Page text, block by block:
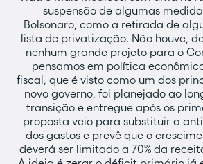
suspensão de algumas
Bolsonaro, como a retirada de
lista de privatização. Não houve,
nenhum grande projeto para o
pensamos em política
fiscal, que é visto como um dos
novo governo, foi planejado ao
transição e entregue após os
proposta veio para substituir a
dos gastos e prevê que o
deverá ser limitado a 70% da